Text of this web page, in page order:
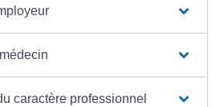
caractère professionnel